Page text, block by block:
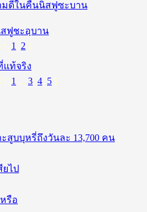
มดีในคืนนิสฟูซะบาน
ฟูชะอฺบาน
: 1 , 2 ]
ท้จริง
: 1 ... 3, 4, 5 ]
สูบบุหรี่ถึงวันละ 13,700 คน
ไป
รือ